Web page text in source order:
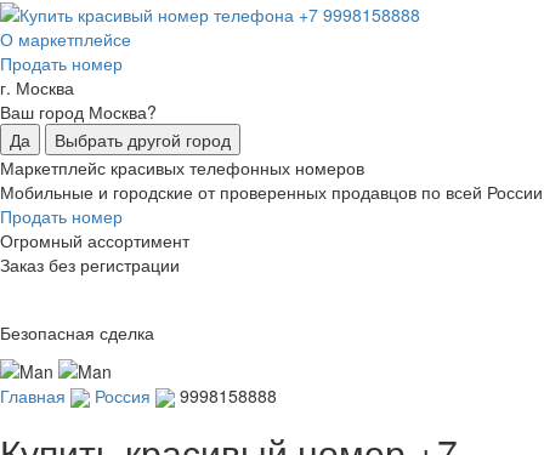
О маркетплейсе
Продать номер
г. Москва
Ваш город Москва?
Да
Выбрать другой город
Маркетплейс красивых телефонных номеров
Мобильные и городские от проверенных продавцов по всей России
Продать номер
Огромный ассортимент
Заказ без регистрации
Безопасная сделка
Главная Россия 9998158888